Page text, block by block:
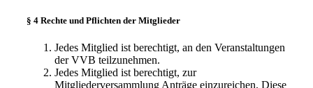
§ 4 Rechte und Pflichten der Mitglieder
Jedes Mitglied ist berechtigt, an den Veranstaltungen
der VVB teilzunehmen.
Jedes Mitglied ist berechtigt, zur
Mitgliederversammlung Anträge einzureichen. Diese